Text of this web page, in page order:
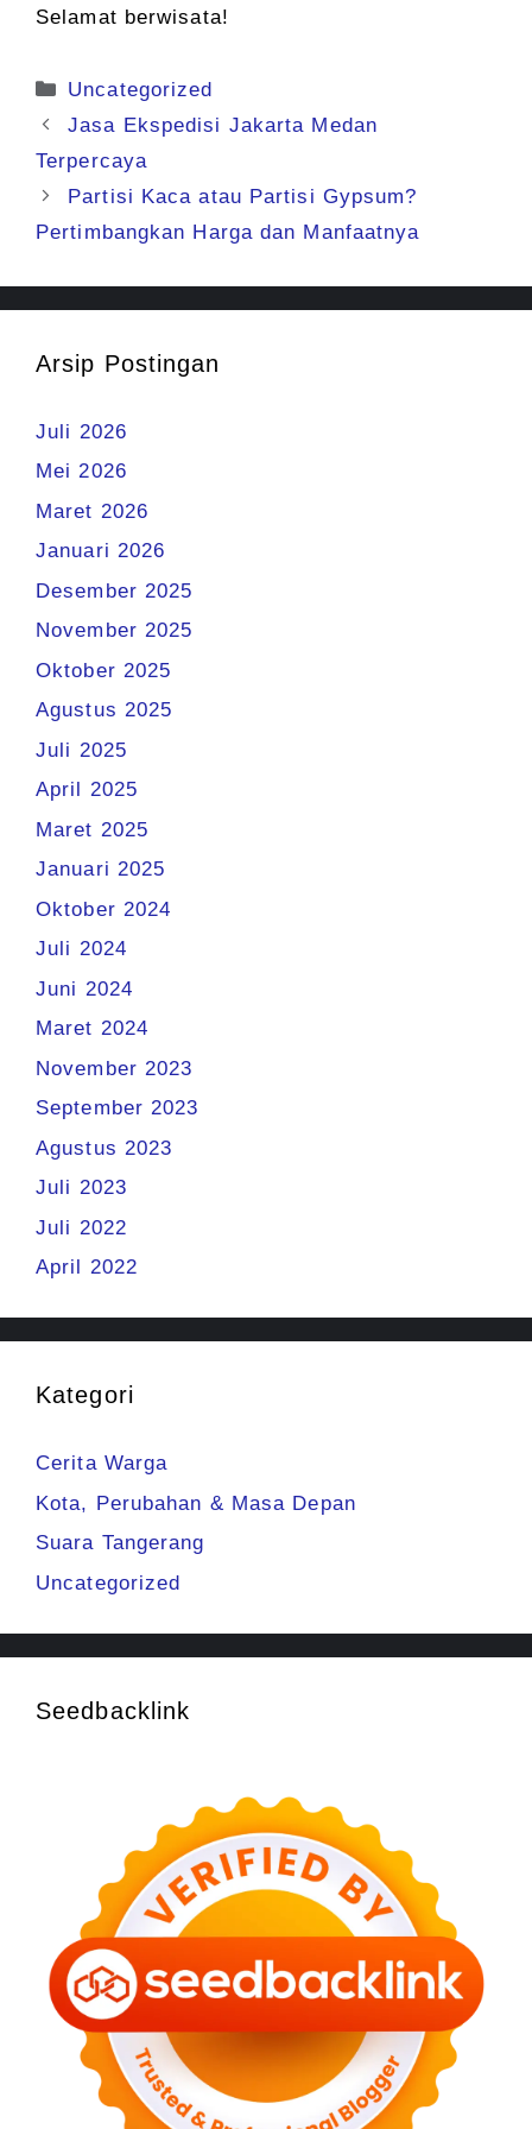
Selamat berwisata!
Kategori
Uncategorized
Jasa Ekspedisi Jakarta Medan
Terpercaya
Partisi Kaca atau Partisi Gypsum?
Pertimbangkan Harga dan Manfaatnya
Arsip Postingan
Juli 2026
Mei 2026
Maret 2026
Januari 2026
Desember 2025
November 2025
Oktober 2025
Agustus 2025
Juli 2025
April 2025
Maret 2025
Januari 2025
Oktober 2024
Juli 2024
Juni 2024
Maret 2024
November 2023
September 2023
Agustus 2023
Juli 2023
Juli 2022
April 2022
Kategori
Cerita Warga
Kota, Perubahan & Masa Depan
Suara Tangerang
Uncategorized
Seedbacklink